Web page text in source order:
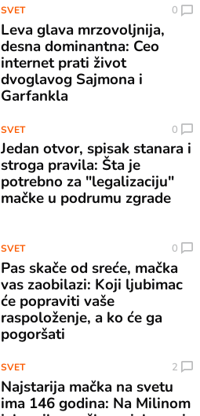
SVET 0
Leva glava mrzovoljnija,
desna dominantna: Ceo
internet prati život
dvoglavog Sajmona i
Garfankla
SVET 0
Jedan otvor, spisak stanara i
stroga pravila: Šta je
potrebno za "legalizaciju"
mačke u podrumu zgrade
SVET 0
Pas skače od sreće, mačka
vas zaobilazi: Koji ljubimac
će popraviti vaše
raspoloženje, a ko će ga
pogoršati
SVET 2
Najstarija mačka na svetu
ima 146 godina: Na Milinom